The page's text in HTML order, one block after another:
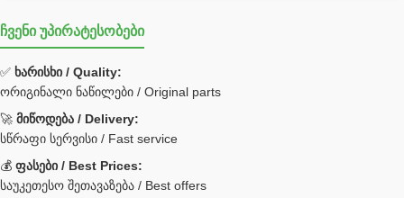
უჟანგავი ფოლადი
Bobcat ფილტრი
Caterpillar ფილტრი
JCB ფილტრი
ქვაბი გათბობა მილები
ჩვენი უპირატესობები
✅ ხარისხი / Quality:
ორიგინალი ნაწილები / Original parts
🚀 მიწოდება / Delivery:
სწრაფი სერვისი / Fast service
💰 ფასები / Best Prices:
საუკეთესო შეთავაზება / Best offers